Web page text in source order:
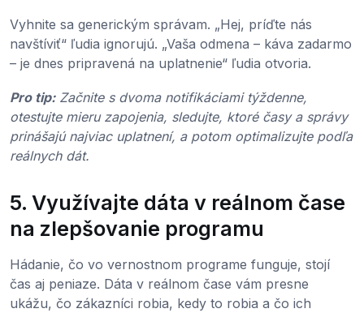
Vyhnite sa generickým správam. „Hej, príďte nás
navštíviť“ ľudia ignorujú. „Vaša odmena – káva zadarmo
– je dnes pripravená na uplatnenie“ ľudia otvoria.
Pro tip: Začnite s dvoma notifikáciami týždenne,
otestujte mieru zapojenia, sledujte, ktoré časy a správy
prinášajú najviac uplatnení, a potom optimalizujte podľa
reálnych dát.
5. Využívajte dáta v reálnom čase
na zlepšovanie programu
Hádanie, čo vo vernostnom programe funguje, stojí
čas aj peniaze. Dáta v reálnom čase vám presne
ukážu, čo zákazníci robia, kedy to robia a čo ich